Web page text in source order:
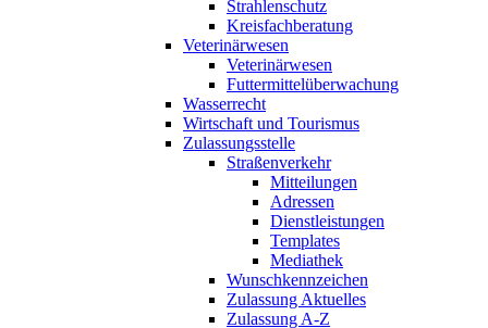
Strahlenschutz
Kreisfachberatung
Veterinärwesen
Veterinärwesen
Futtermittelüberwachung
Wasserrecht
Wirtschaft und Tourismus
Zulassungsstelle
Straßenverkehr
Mitteilungen
Adressen
Dienstleistungen
Templates
Mediathek
Wunschkennzeichen
Zulassung Aktuelles
Zulassung A-Z